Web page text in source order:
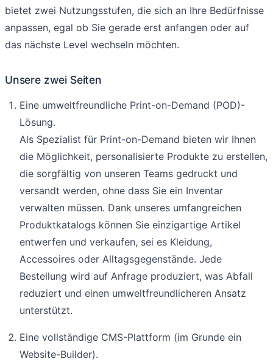
bietet zwei Nutzungsstufen, die sich an Ihre Bedürfnisse
anpassen, egal ob Sie gerade erst anfangen oder auf
das nächste Level wechseln möchten.
Unsere zwei Seiten
Eine umweltfreundliche Print-on-Demand (POD)-
Lösung.
Als Spezialist für Print-on-Demand bieten wir Ihnen
die Möglichkeit, personalisierte Produkte zu erstellen,
die sorgfältig von unseren Teams gedruckt und
versandt werden, ohne dass Sie ein Inventar
verwalten müssen. Dank unseres umfangreichen
Produktkatalogs können Sie einzigartige Artikel
entwerfen und verkaufen, sei es Kleidung,
Accessoires oder Alltagsgegenstände. Jede
Bestellung wird auf Anfrage produziert, was Abfall
reduziert und einen umweltfreundlicheren Ansatz
unterstützt.
Eine vollständige CMS-Plattform (im Grunde ein
Website-Builder).